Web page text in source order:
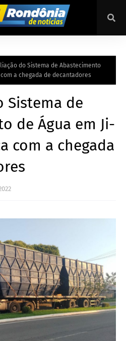
do Sistema de Abastecimento
a chegada de decantadores
Sistema de
de Água em Ji-
com a chegada